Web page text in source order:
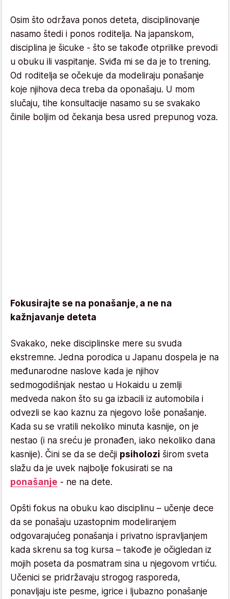
Osim što održava ponos deteta, disciplinovanje
nasamo štedi i ponos roditelja. Na japanskom,
disciplina je šicuke - što se takođe otprilike prevodi
u obuku ili vaspitanje. Sviđa mi se da je to trening.
Od roditelja se očekuje da modeliraju ponašanje
koje njihova deca treba da oponašaju. U mom
slučaju, tihe konsultacije nasamo su se svakako
činile boljim od čekanja besa usred prepunog voza.
Fokusirajte se na ponašanje, a ne na
kažnjavanje deteta
Svakako, neke disciplinske mere su svuda
ekstremne. Jedna porodica u Japanu dospela je na
međunarodne naslove kada je njihov
sedmogodišnjak nestao u Hokaidu u zemlji
medveda nakon što su ga izbacili iz automobila i
odvezli se kao kaznu za njegovo loše ponašanje.
Kada su se vratili nekoliko minuta kasnije, on je
nestao (i na sreću je pronađen, iako nekoliko dana
kasnije). Čini se da se dečji psiholozi širom sveta
slažu da je uvek najbolje fokusirati se na
ponašanje - ne na dete.
Opšti fokus na obuku kao disciplinu – učenje dece
da se ponašaju uzastopnim modeliranjem
odgovarajućeg ponašanja i privatno ispravljanjem
kada skrenu sa tog kursa – takođe je očigledan iz
mojih poseta da posmatram sina u njegovom vrtiću.
Učenici se pridržavaju strogog rasporeda,
ponavljaju iste pesme, igrice i ljubazno ponašanje